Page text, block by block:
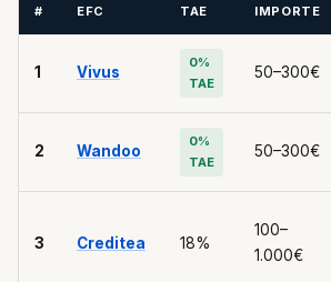
# EFC TAE IMPORTE
1 Vivus
0%
TAE
50–300€
2 Wandoo
0%
TAE
50–300€
3 Creditea 18%
100–
1.000€